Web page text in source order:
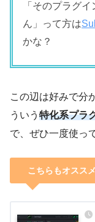
「そのプラグ
ん」って方は
かな？
この辺は好みで分
ういう 特化系プラ
で、ぜひ一度使っ
こちらもオスス